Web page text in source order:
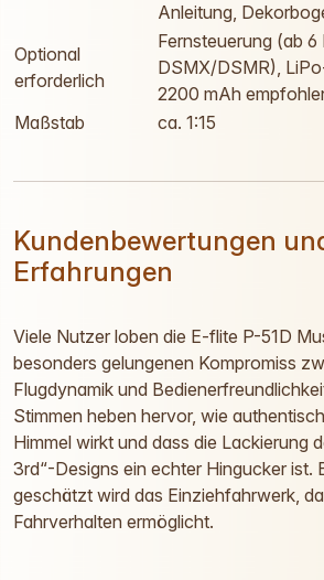
Anleitung,
Optional
erforderlich
Fernsteuerung (ab 6
DSMX/DSMR),
2200 mAh
Maßstab
ca. 1:15
Kundenbewertungen
Erfahrungen
Viele Nutzer loben die E-flite P-51D
besonders gelungenen Kompromiss
Flugdynamik und
Stimmen heben hervor, wie
Himmel wirkt und dass die Lackierung
3rd“-Designs ein echter Hingucker ist.
geschätzt wird das Einziehfahrwerk,
Fahrverhalten ermöglicht.